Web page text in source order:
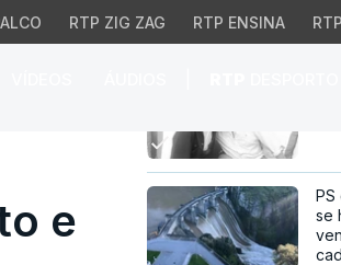
RTP ZIG ZAG RTP ENSINA
dor de perder
e
se